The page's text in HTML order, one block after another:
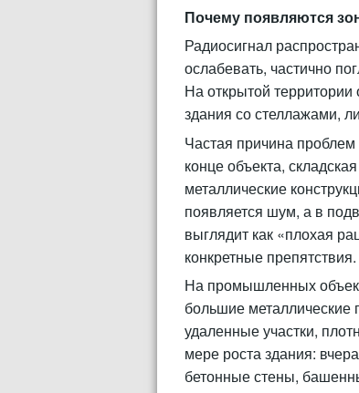
Почему появляются
Радиосигнал
ослабевать, частично
На открытой
здания со стеллажами,
Частая причина
конце объекта,
металлические
появляется шум, а в
выглядит как «плохая
конкретные препятствия.
На промышленных
большие
удаленные участки,
мере роста здания:
бетонные стены,